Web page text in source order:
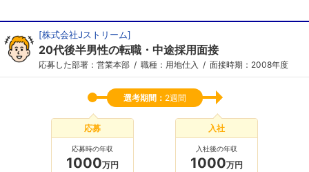
[株式会社Jストリーム]
20代後半男性の転職・中途採用面接
応募した部署：営業本部 職種：用地仕入 面接時期：2008年度
選考期間： 2週間
応募
応募時の年収
1000万円
入社
入社後の年収
1000万円